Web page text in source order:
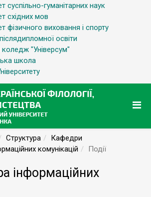
суспільно-гуманітарних наук
східних мов
фізичного виховання і спорту
освіти
"Універсум"
школа
Структура
Кафедри
комунікацій
Події
інформаційних